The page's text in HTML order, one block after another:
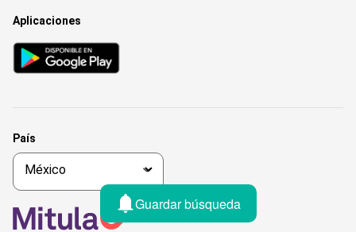
Guardar búsqueda
Aplicaciones
País